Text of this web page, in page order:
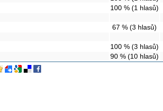
100 % (1 hlasů)
67 % (3 hlasů)
100 % (3 hlasů)
90 % (10 hlasů)